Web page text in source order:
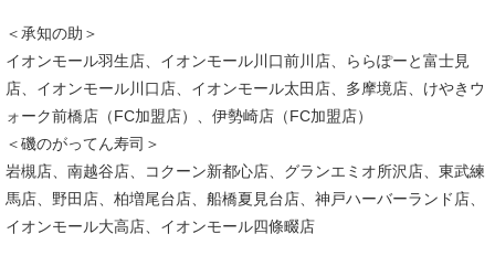
＜承知の助＞
イオンモール羽生店、イオンモール川口前川店、ららぽーと富士見
店、イオンモール川口店、イオンモール太田店、多摩境店、けやきウ
ォーク前橋店（FC加盟店）、伊勢崎店（FC加盟店）
＜磯のがってん寿司＞
岩槻店、南越谷店、コクーン新都心店、グランエミオ所沢店、東武練
馬店、野田店、柏増尾台店、船橋夏見台店、神戸ハーバーランド店、
イオンモール大高店、イオンモール四條畷店